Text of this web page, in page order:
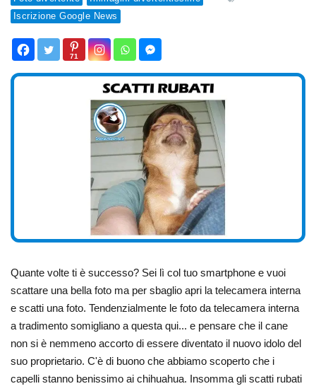
Iscrizione Google News
71
Quante volte ti è successo? Sei lì col tuo smartphone e vuoi
scattare una bella foto ma per sbaglio apri la telecamera interna
e scatti una foto. Tendenzialmente le foto da telecamera interna
a tradimento somigliano a questa qui... e pensare che il cane
non si è nemmeno accorto di essere diventato il nuovo idolo del
suo proprietario. C'è di buono che abbiamo scoperto che i
capelli stanno benissimo ai chihuahua. Insomma gli scatti rubati